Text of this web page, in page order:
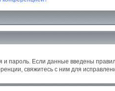
пароль. Если данные введены
свяжитесь с ним для